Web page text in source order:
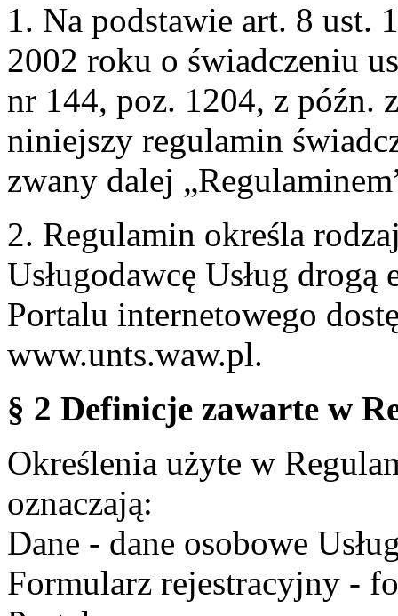
1. Na podstawie art. 8 ust.
2002 roku o świadczeniu
nr 144, poz. 1204, z późn.
niniejszy regulamin
zwany dalej
2. Regulamin określa
Usługodawcę Usług
Portalu internetowego
www.unts.waw.pl.
§ 2 Definicje zawarte w
Określenia użyte w
oznaczają:
Dane - dane osobowe
Formularz rejestracyjny -